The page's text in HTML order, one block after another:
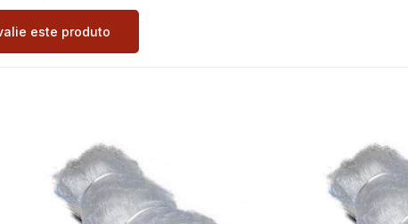
este produto